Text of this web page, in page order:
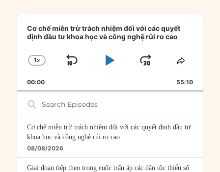
Audio
Player
Cơ chế miễn trừ trách nhiệm đối với các quyết
định đầu tư khoa học và công nghệ rủi ro cao
CHANGE
RATE
1X
SKIP
PLAYJUMP
FORWARD
SHARE
00:00 55:10
Search
Episodes
Cơ chế miễn trừ trách nhiệm đối với các quyết định đầu tư
khoa học và công nghệ rủi ro cao
08/08/2026
Giai đoạn tiếp theo trong cuộc trấn áp các dân tộc thiểu số